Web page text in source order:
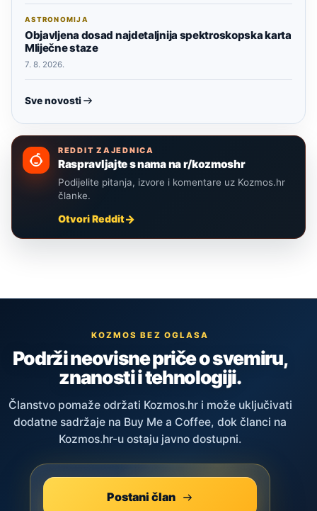
ASTRONOMIJA
Objavljena dosad najdetaljnija spektroskopska karta
Mliječne staze
7. 8. 2026.
Sve novosti
REDDIT ZAJEDNICA
Raspravljajte s nama na r/kozmoshr
Podijelite pitanja, izvore i komentare uz Kozmos.hr
članke.
Otvori Reddit
KOZMOS BEZ OGLASA
Podrži neovisne priče o svemiru,
znanosti i tehnologiji.
Članstvo pomaže održati Kozmos.hr i može uključivati
dodatne sadržaje na Buy Me a Coffee, dok članci na
Kozmos.hr-u ostaju javno dostupni.
Postani član